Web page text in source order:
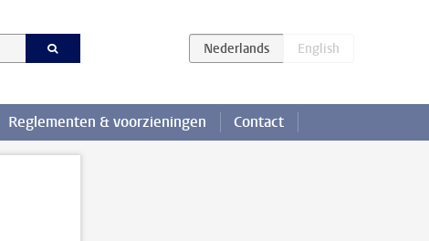
Reglementen & voorzieningen Contact